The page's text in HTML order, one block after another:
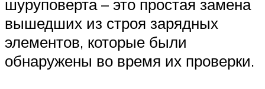
шуруповерта – это простая замена
вышедших из строя зарядных
элементов, которые были
обнаружены во время их проверки.